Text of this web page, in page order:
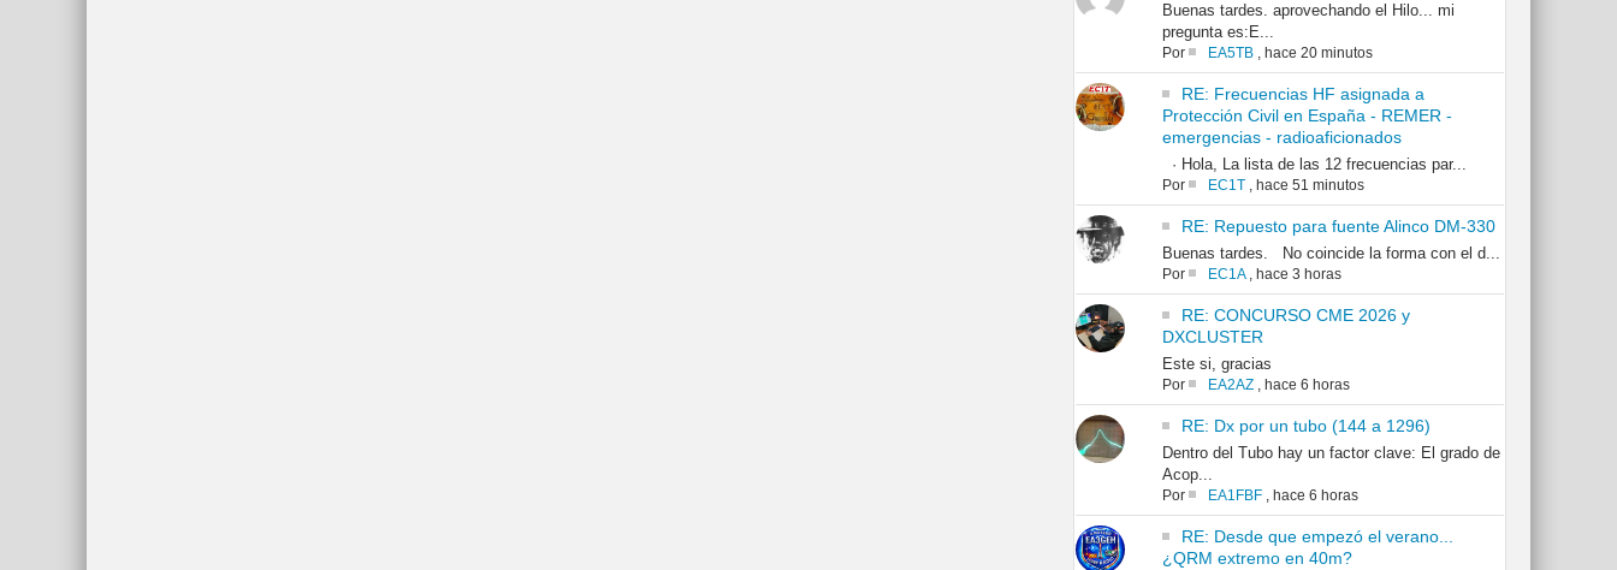
Buenas tardes. aprovechando el Hilo... mi
pregunta es:E...
Por EA5TB, hace 20 minutos
RE: Frecuencias HF asignada a
Protección Civil en España - REMER -
emergencias - radioaficionados
· Hola, La lista de las 12 frecuencias par...
Por EC1T, hace 51 minutos
RE: Repuesto para fuente Alinco DM-330
Buenas tardes. No coincide la forma con el d...
Por EC1A, hace 3 horas
RE: CONCURSO CME 2026 y
DXCLUSTER
Este si, gracias
Por EA2AZ, hace 6 horas
RE: Dx por un tubo (144 a 1296)
Dentro del Tubo hay un factor clave: El grado de
Acop...
Por EA1FBF, hace 6 horas
RE: Desde que empezó el verano...
¿QRM extremo en 40m?